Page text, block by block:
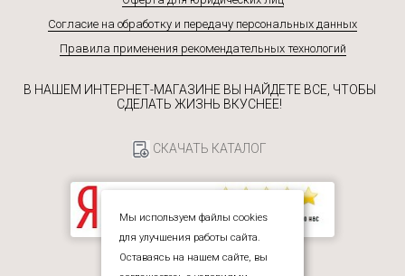
Согласие на обработку и передачу персональных данных
Правила применения рекомендательных технологий
В НАШЕМ ИНТЕРНЕТ-МАГАЗИНЕ ВЫ НАЙДЕТЕ ВСЕ, ЧТОБЫ
СДЕЛАТЬ ЖИЗНЬ ВКУСНЕЕ!
СКАЧАТЬ КАТАЛОГ
Мы используем файлы cookies
для улучшения работы сайта.
Оставаясь на нашем сайте, вы